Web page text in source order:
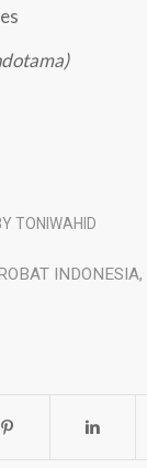
TONIWAHID
INDONESIA,